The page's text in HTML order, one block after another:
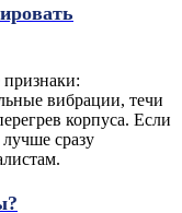
вибрации, течи
корпуса. Если
сразу